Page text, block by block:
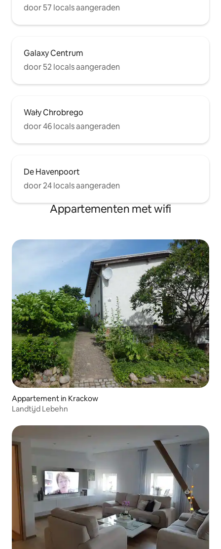
door 57 locals aangeraden
Galaxy Centrum
door 52 locals aangeraden
Wały Chrobrego
door 46 locals aangeraden
De Havenpoort
door 24 locals aangeraden
Appartementen met wifi
Appartement in Krackow
Landtijd Lebehn